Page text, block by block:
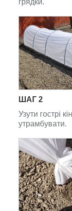
ШАГ 2
Узути гострі
утрамбувати.